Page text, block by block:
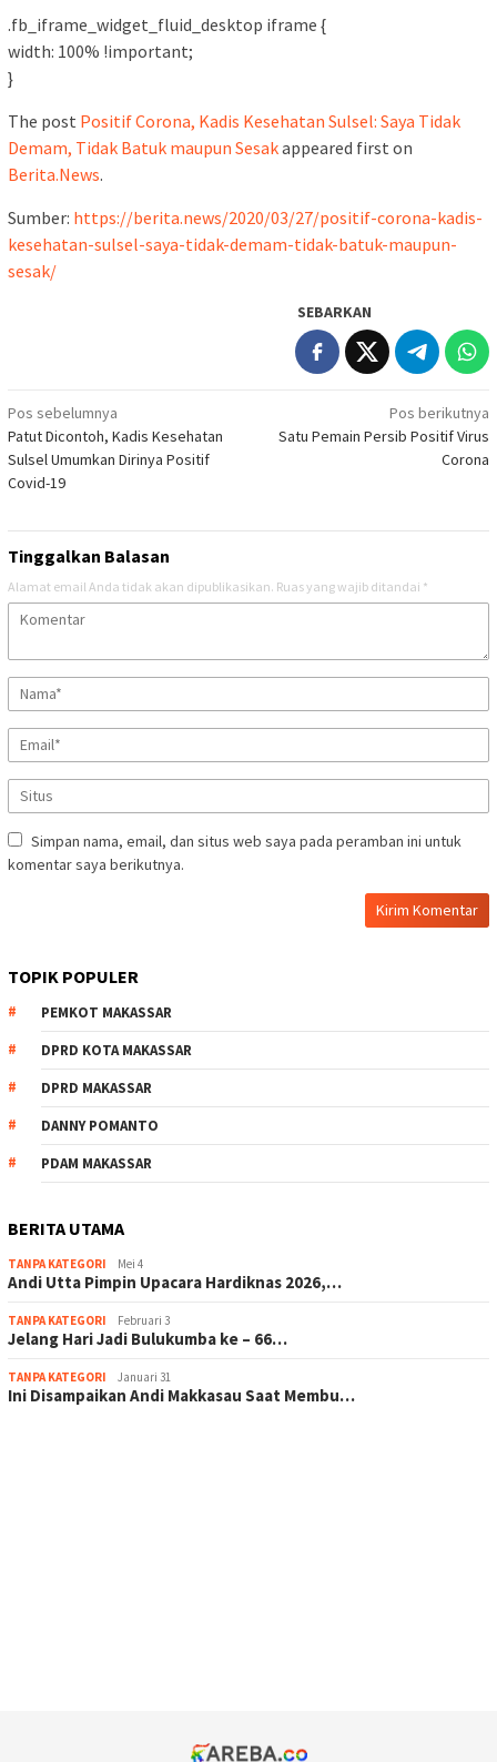
.fb_iframe_widget_fluid_desktop iframe {
width: 100% !important;
}
The post Positif Corona, Kadis Kesehatan Sulsel: Saya Tidak
Demam, Tidak Batuk maupun Sesakappeared first on
Berita.News.
Sumber: https://berita.news/2020/03/27/positif-corona-kadis-
kesehatan-sulsel-saya-tidak-demam-tidak-batuk-maupun-
sesak/
SEBARKAN
Navigasi
pos
Pos sebelumnya
Patut Dicontoh, Kadis Kesehatan
Sulsel Umumkan Dirinya Positif
Covid-19
Pos berikutnya
Satu Pemain Persib Positif Virus
Corona
Tinggalkan Balasan
Alamat email Anda tidak akan dipublikasikan. Ruas yang wajib ditandai *
Simpan nama, email, dan situs web saya pada peramban ini untuk
komentar saya berikutnya.
TOPIK POPULER
PEMKOT MAKASSAR
DPRD KOTA MAKASSAR
DPRD MAKASSAR
DANNY POMANTO
PDAM MAKASSAR
BERITA UTAMA
TANPA KATEGORI Mei 4
Andi Utta Pimpin Upacara Hardiknas 2026,…
TANPA KATEGORI Februari 3
Jelang Hari Jadi Bulukumba ke – 66…
TANPA KATEGORI Januari 31
Ini Disampaikan Andi Makkasau Saat Membu…